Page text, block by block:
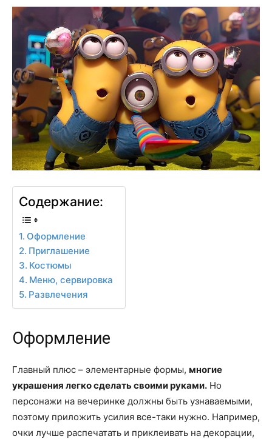
Содержание:
Оформление
Приглашение
Костюмы
Меню, сервировка
Развлечения
Оформление
Главный плюс – элементарные формы, многие
украшения легко сделать своими руками. Но
персонажи на вечеринке должны быть узнаваемыми,
поэтому приложить усилия все-таки нужно. Например,
очки лучше распечатать и приклеивать на декорации,